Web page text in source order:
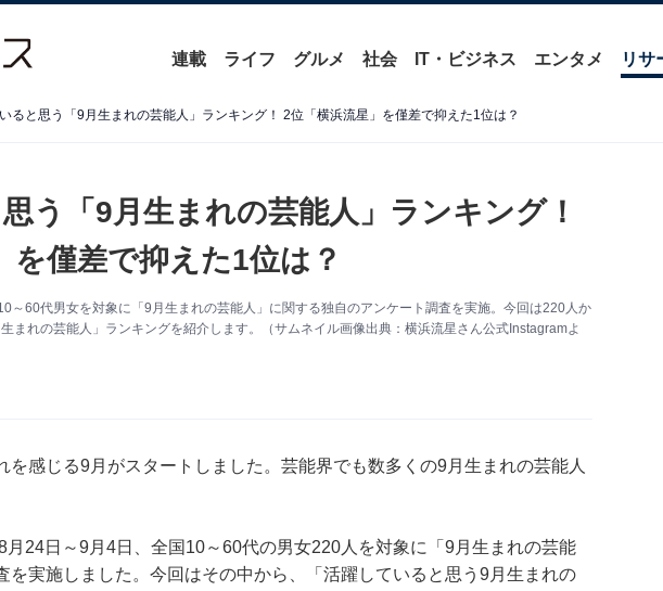
連載 ライフ グルメ 社会 IT・ビジネス エンタメ リサ
ると思う「9月生まれの芸能人」ランキング！ 2位「横浜流星」を僅差で抑えた1位は？
う「9月生まれの芸能人」ランキング！
を僅差で抑えた1位は？
～60代男女を対象に「9月生まれの芸能人」に関する独自のアンケート調査を実施。今回は220人か
まれの芸能人」ランキングを紹介します。（サムネイル画像出典：横浜流星さん公式Instagramよ
を感じる9月がスタートしました。芸能界でも数多くの9月生まれの芸能人
24日～9月4日、全国10～60代の男女220人を対象に「9月生まれの芸能
を実施しました。今回はその中から、「活躍していると思う9月生まれの